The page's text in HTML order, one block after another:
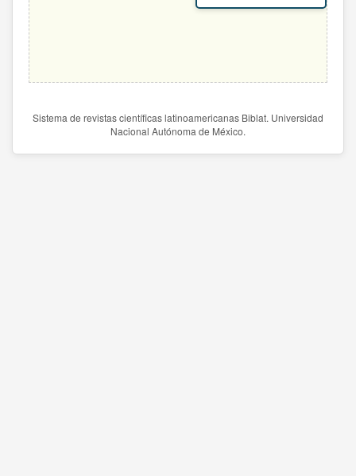
Sistema de revistas científicas latinoamericanas Biblat. Universidad
Nacional Autónoma de México.